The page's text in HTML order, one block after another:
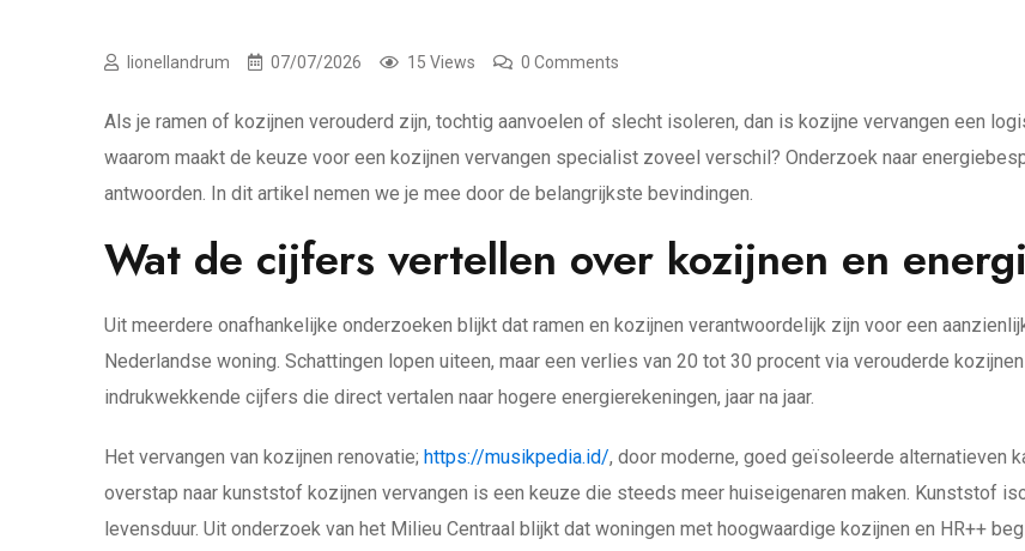
lionellandrum 07/07/2026 15 Views 0 Comments
Als je ramen of kozijnen verouderd zijn, tochtig aanvoelen of slecht isoleren, dan is kozijne vervangen een
waarom maakt de keuze voor een kozijnen vervangen specialist zoveel verschil? Onderzoek naar
antwoorden. In dit artikel nemen we je mee door de belangrijkste bevindingen.
Wat de cijfers vertellen over kozijnen en
Uit meerdere onafhankelijke onderzoeken blijkt dat ramen en kozijnen verantwoordelijk zijn voor een
Nederlandse woning. Schattingen lopen uiteen, maar een verlies van 20 tot 30 procent via verouderde
indrukwekkende cijfers die direct vertalen naar hogere energierekeningen, jaar na jaar.
Het vervangen van kozijnen renovatie; https://musikpedia.id/, door moderne, goed geïsoleerde alternatieven
overstap naar kunststof kozijnen vervangen is een keuze die steeds meer huiseigenaren maken. Kunststof
levensduur. Uit onderzoek van het Milieu Centraal blijkt dat woningen met hoogwaardige kozijnen en HR++